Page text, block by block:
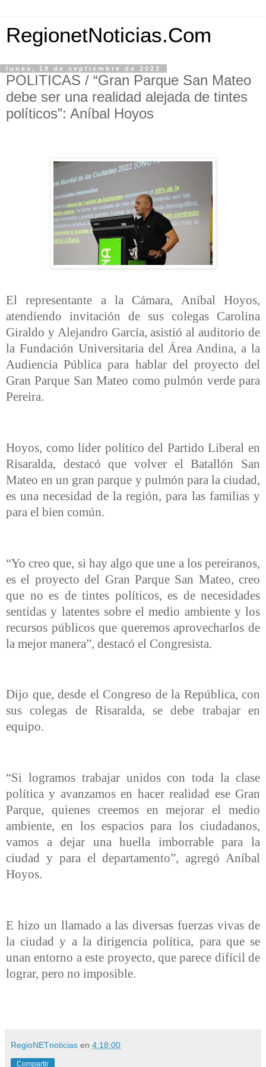
RegionetNoticias.Com
lunes, 19 de septiembre de 2022
POLITICAS / “Gran Parque San Mateo
debe ser una realidad alejada de tintes
políticos”: Aníbal Hoyos
El representante a la Cámara, Aníbal Hoyos,
atendiendo invitación de sus colegas Carolina
Giraldo y Alejandro García, asistió al auditorio de
la Fundación Universitaria del Área Andina, a la
Audiencia Pública para hablar del proyecto del
Gran Parque San Mateo como pulmón verde para
Pereira.
Hoyos, como líder político del Partido Liberal en
Risaralda, destacó que volver el Batallón San
Mateo en un gran parque y pulmón para la ciudad,
es una necesidad de la región, para las familias y
para el bien común.
“Yo creo que, si hay algo que une a los pereiranos,
es el proyecto del Gran Parque San Mateo, creo
que no es de tintes políticos, es de necesidades
sentidas y latentes sobre el medio ambiente y los
recursos públicos que queremos aprovecharlos de
la mejor manera”, destacó el Congresista.
Dijo que, desde el Congreso de la República, con
sus colegas de Risaralda, se debe trabajar en
equipo.
“Si logramos trabajar unidos con toda la clase
política y avanzamos en hacer realidad ese Gran
Parque, quienes creemos en mejorar el medio
ambiente, en los espacios para los ciudadanos,
vamos a dejar una huella imborrable para la
ciudad y para el departamento”, agregó Aníbal
Hoyos.
E hizo un llamado a las diversas fuerzas vivas de
la ciudad y a la dirigencia política, para que se
unan entorno a este proyecto, que parece difícil de
lograr, pero no imposible.
RegioNETnoticias en 4:18:00
Compartir